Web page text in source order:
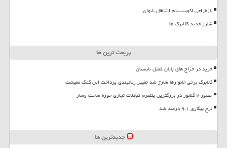
بازطراحی اکوسیستم اشتغال بانوان
شارژ جدید کالابرگ ها
پربحث ترین ها
خرید در حراج های پایان فصل تابستان
کالابرگ برخی خانوارها شارژ شد تغییر زمانبندی پرداخت این کمک معیشت
حضور ۷ کشور در بزرگترین پلتفرم تبادلات تجاری حوزه ساخت وساز
نرخ بیکاری ۹،۱ درصد شد
جدیدترین ها